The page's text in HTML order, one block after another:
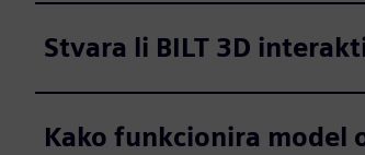
Stvara li BILT 3D
Kako funkcionira model